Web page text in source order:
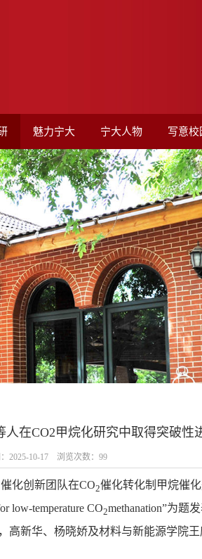
魅力宁大 宁大人物 写意校
在CO2甲烷化研究中取得突破性
2025-10-17 浏览次数： 99
化创新团队在CO2催化转化制甲烷催
low-temperature CO2methanation”为题
新华、杨晓娇及材料与新能源学院王